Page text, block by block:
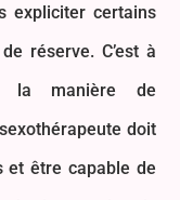
expliciter certains
réserve. C’est à
la manière de
doit
et être capable de